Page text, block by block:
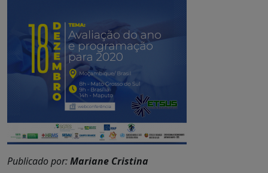
Publicado por:Mariane Cristina